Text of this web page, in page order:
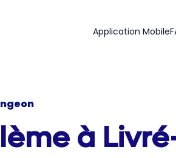
Application Mobile
à